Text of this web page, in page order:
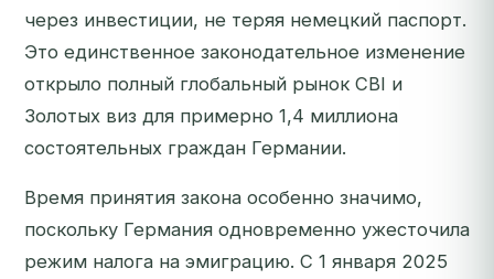
через инвестиции, не теряя немецкий паспорт.
Это единственное законодательное изменение
открыло полный глобальный рынок CBI и
Золотых виз для примерно 1,4 миллиона
состоятельных граждан Германии.
Время принятия закона особенно значимо,
поскольку Германия одновременно ужесточила
режим налога на эмиграцию. С 1 января 2025